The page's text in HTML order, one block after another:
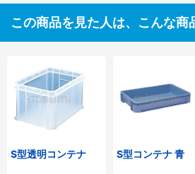
この商品を見た人は、こんな商
S型透明コンテナ S型コンテナ 青